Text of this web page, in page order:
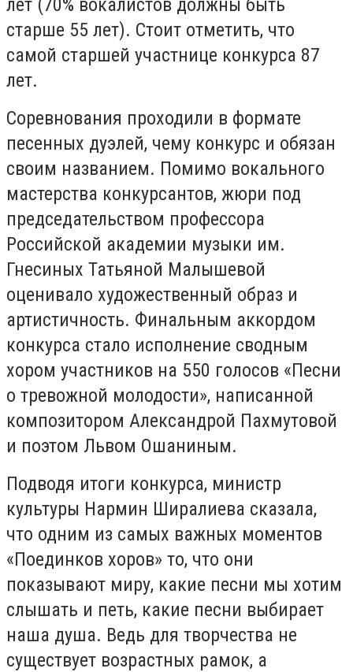
лет (70% вокалистов должны быть
старше 55 лет). Стоит отметить, что
самой старшей участнице конкурса 87
лет.
Соревнования проходили в формате
песенных дуэлей, чему конкурс и обязан
своим названием. Помимо вокального
мастерства конкурсантов, жюри под
председательством профессора
Российской академии музыки им.
Гнесиных Татьяной Малышевой
оценивало художественный образ и
артистичность. Финальным аккордом
конкурса стало исполнение сводным
хором участников на 550 голосов «Песни
о тревожной молодости», написанной
композитором Александрой Пахмутовой
и поэтом Львом Ошаниным.
Подводя итоги конкурса, министр
культуры Нармин Ширалиева сказала,
что одним из самых важных моментов
«Поединков хоров» то, что они
показывают миру, какие песни мы хотим
слышать и петь, какие песни выбирает
наша душа. Ведь для творчества не
существует возрастных рамок, а